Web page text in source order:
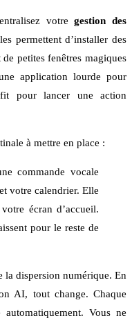
votregestion des
permettent d’installer des
de petites fenêtres magiques
application lourde pour
pour lancer une action
à mettre en place :
commande vocale
votre calendrier. Elle
écran d’accueil.
pour le reste de
la dispersion numérique. En
AI, tout change. Chaque
Vous ne